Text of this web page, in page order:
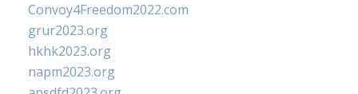
Convoy4Freedom2022.com
grur2023.org
hkhk2023.org
napm2023.org